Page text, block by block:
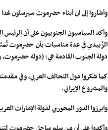
وأشاروا إلى ان أبناء حضرموت سيرسلون
وأكد السياسيون الجنوبيون على أن
الزُبيدي في عدة مناسبات بأن حضرموت
دولة الجنوب القادمة هي: (دولة حضرموت،
كما شكروا دول التحالف العربي، وفي
والمشروع الإيراني.
وابرزوا الدور المحوري لدولة الإمارات